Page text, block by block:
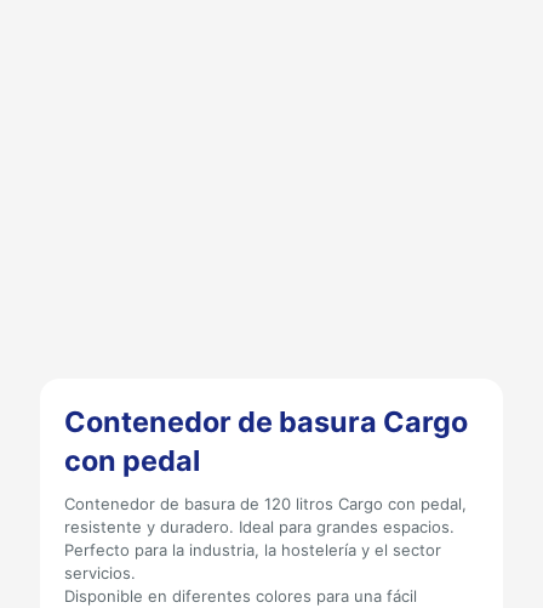
Contenedor de basura Cargo
con pedal
Contenedor de basura de 120 litros Cargo con pedal,
resistente y duradero. Ideal para grandes espacios.
Perfecto para la industria, la hostelería y el sector
servicios.
Disponible en diferentes colores para una fácil